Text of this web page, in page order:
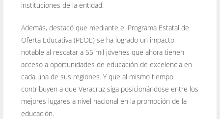
instituciones de la entidad.
Además, destacó que mediante el Programa Estatal de
Oferta Educativa (PEOE) se ha logrado un impacto
notable al rescatar a 55 mil jóvenes que ahora tienen
acceso a oportunidades de educación de excelencia en
cada una de sus regiones. Y que al mismo tiempo
contribuyen a que Veracruz siga posicionándose entre los
mejores lugares a nivel nacional en la promoción de la
educación.